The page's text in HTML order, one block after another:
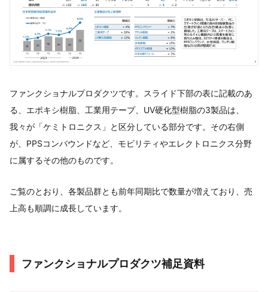
ファンクショナルプロダクツです。スライド下部の表に記載のあ
る、エポキシ樹脂、工業用テープ、UV硬化型樹脂の3製品は、
我々が「ケミトロニクス」と区分している部分です。その右側
が、PPSコンバウンドなど、モビリティやエレクトロニクス分野
に属するその他のものです。
ご覧のとおり、各製品群とも前年同期比で数量が増えており、売
上高も順調に成長しています。
ファンクショナルプロダクツ補足資料